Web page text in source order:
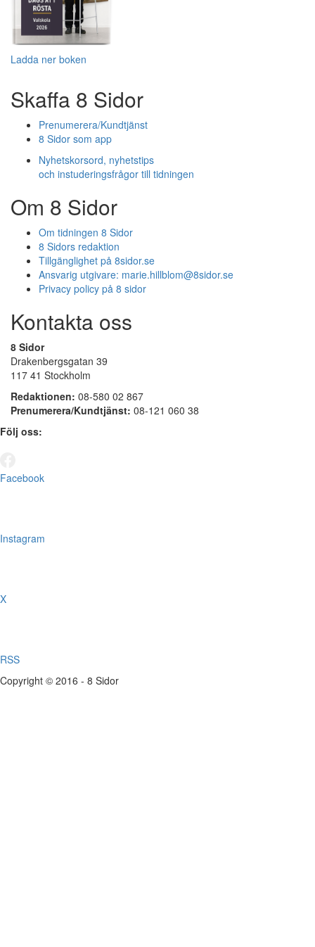
Ladda ner boken
Skaffa 8 Sidor
Prenumerera/Kundtjänst
8 Sidor som app
Nyhetskorsord, nyhetstips
och instuderingsfrågor till tidningen
Om 8 Sidor
Om tidningen 8 Sidor
8 Sidors redaktion
Tillgänglighet på 8sidor.se
Ansvarig utgivare: marie.hillblom@8sidor.se
Privacy policy på 8 sidor
Kontakta oss
8 Sidor
Drakenbergsgatan 39
117 41 Stockholm
Redaktionen: 08-580 02 867
Prenumerera/Kundtjänst: 08-121 060 38
Följ oss:
Facebook
Instagram
X
RSS
Copyright © 2016 - 8 Sidor